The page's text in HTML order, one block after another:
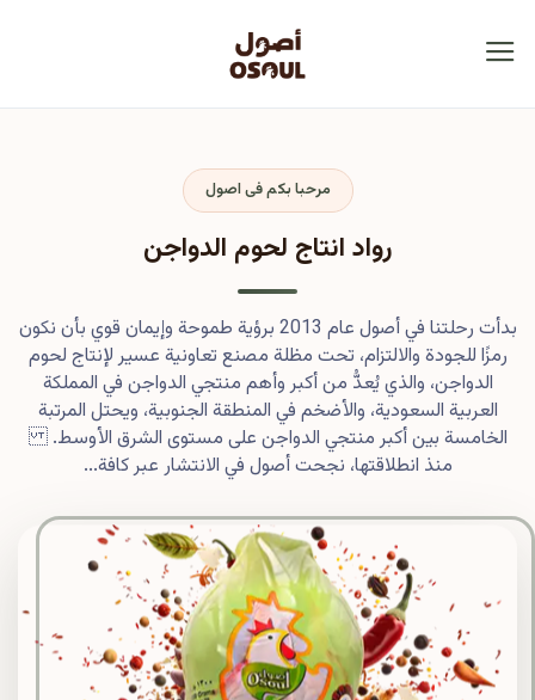
مرحبا بكم فى اصول
رواد انتاج لحوم الدواجن
بدأت رحلتنا في أصول عام 2013 برؤية طموحة وإيمان قوي بأن نكون
رمزًا للجودة والالتزام، تحت مظلة مصنع تعاونية عسير لإنتاج لحوم
الدواجن، والذي يُعدُّ من أكبر وأهم منتجي الدواجن في المملكة
العربية السعودية، والأضخم في المنطقة الجنوبية، ويحتل المرتبة
الخامسة بين أكبر منتجي الدواجن على مستوى الشرق الأوسط.
منذ انطلاقتها، نجحت أصول في الانتشار عبر كافة...